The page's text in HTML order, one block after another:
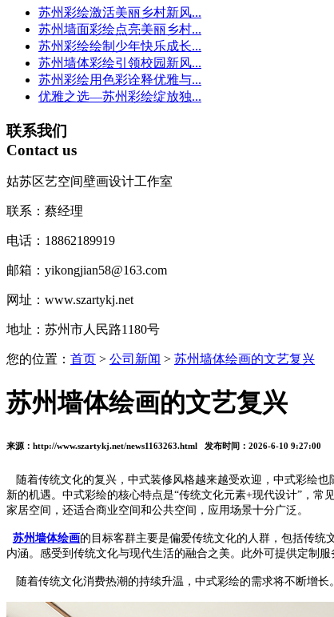
苏州彩绘激活美丽乡村新风...
苏州墙面彩绘点亮美丽乡村...
苏州彩绘绘制少年快乐成长...
苏州墙体彩绘引领校园新风...
苏州彩绘用色彩诠释优雅与...
优雅之选—苏州彩绘绽放独...
联系我们
Contact us
姑苏区艺空间壁画设计工作室
联系：蔡经理
电话：18862189919
邮箱：yikongjian58@163.com
网址：www.szartykj.net
地址：苏州市人民路1180号
您的位置： 首页 > 公司新闻 > 苏州墙体绘画的文艺复兴
苏州墙体绘画的文艺复兴
来源：http://www.szartykj.net/news1163263.html 发布时间：2026-6-10 9:27:00
随着传统文化的复兴，中式装修风格越来越受欢迎，中式彩绘
新的机遇。中式彩绘的核心特点是“传统文化元素+现代设计”，
家居空间，还适合商业空间和公共空间，应用场景十分广泛。
苏州墙体绘画的目标客群主要是偏爱传统文化的人群，包括传
内涵。感受到传统文化与现代生活的融合之美。此外可提供定制
随着传统文化消费热潮的持续升温，中式彩绘的需求将不断增